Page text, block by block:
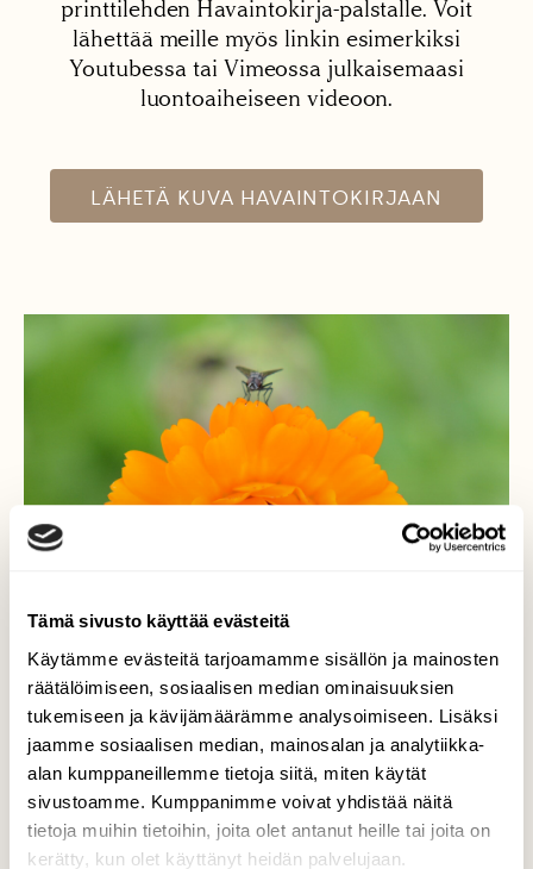
Tämä sivusto käyttää evästeitä
Käytämme evästeitä tarjoamamme sisällön ja mainosten
räätälöimiseen, sosiaalisen median ominaisuuksien
tukemiseen ja kävijämäärämme analysoimiseen. Lisäksi
jaamme sosiaalisen median, mainosalan ja analytiikka-
alan kumppaneillemme tietoja siitä, miten käytät
sivustoamme. Kumppanimme voivat yhdistää näitä
tietoja muihin tietoihin, joita olet antanut heille tai joita on
kerätty, kun olet käyttänyt heidän palvelujaan.
printtilehden Havaintokirja-palstalle. Voit
lähettää meille myös linkin esimerkiksi
Youtubessa tai Vimeossa julkaisemaasi
luontoaiheiseen videoon.
LÄHETÄ KUVA HAVAINTOKIRJAAN
Calendula rider